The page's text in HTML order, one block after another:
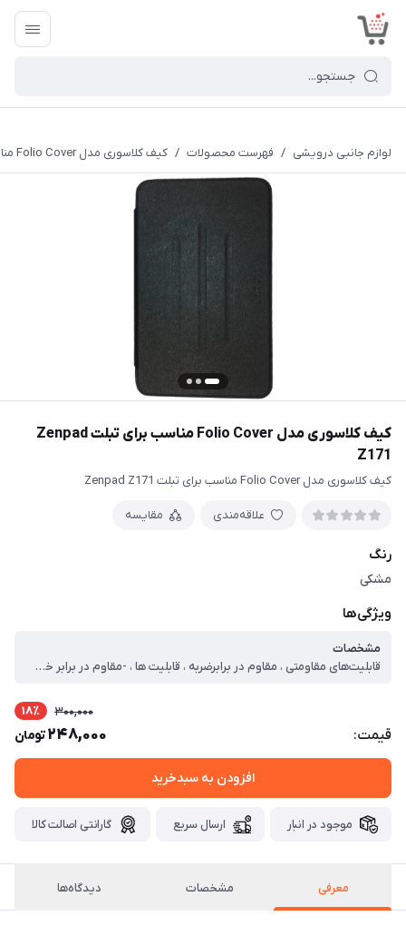
لوازم جانبی درویشی / فهرست محصولات / کیف کلاسوری مدل Folio Cover مناسب برای تبلت Zenpad Z171
کیف کلاسوری مدل Folio Cover مناسب برای تبلت Zenpad
Z171
کیف کلاسوری مدل Folio Cover مناسب برای تبلت Zenpad Z171
علاقه‌مندی مقایسه
رنگ
مشکی
ویژگی‌ها
مشخصات
قابلیت‌های مقاومتی ، مقاوم در برابرضربه ، قابلیت ها ، -مقاوم در برابر خط‌ و‌خش - مناسب برای تبلت ایسوس Zenpad Z۱۷۱ -دارای کاور ژله ای برای حفاظت از محیط اطراف تبلت
قیمت:
300,000 18٪
248,000تومان
افزودن به سبدخرید
موجود در انبار ارسال سریع گارانتی اصالت کالا
معرفی مشخصات دیدگاه‌ها